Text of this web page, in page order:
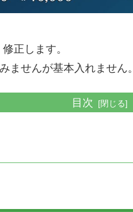
正します。
せんが基本入れません。
目次